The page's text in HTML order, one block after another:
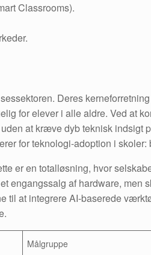
Classrooms).
Deres
for elever i alle aldre. Ved at
at kræve dyb teknisk indsigt
for teknologi-adoption i
er en totalløsning, hvor
engangssalg af hardware, men
til at integrere AI-baserede
Målgruppe